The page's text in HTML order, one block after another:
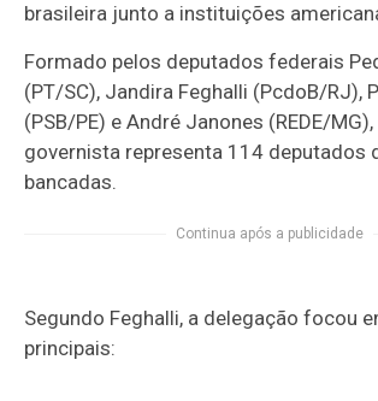
brasileira junto a instituições
Formado pelos deputados federais
(PT/SC), Jandira Feghalli (PcdoB/RJ),
(PSB/PE) e André Janones (REDE/
governista representa 114 deputados
bancadas.
Continua após a publicidade
Segundo Feghalli, a delegação focou
principais: